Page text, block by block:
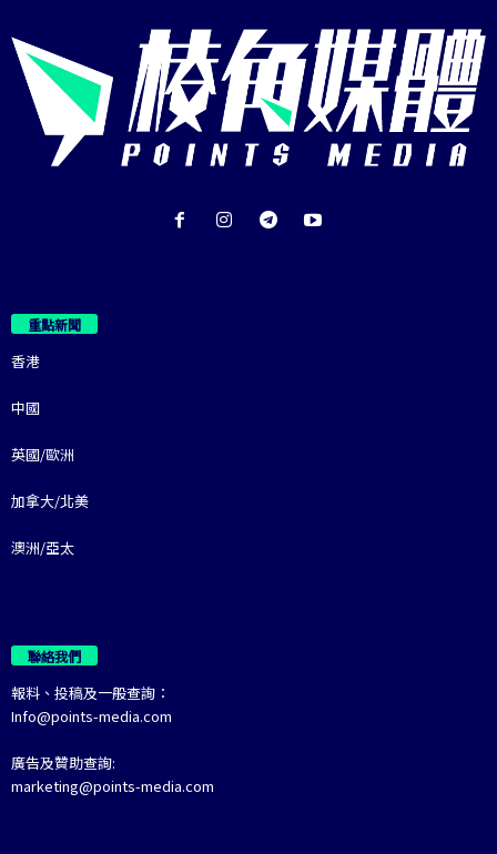
重點新聞
香港
中國
英國/歐洲
加拿大/北美
澳洲/亞太
聯絡我們
報料、投稿及一般查詢：
Info@points-media.com
廣告及贊助查詢:
marketing@points-media.com